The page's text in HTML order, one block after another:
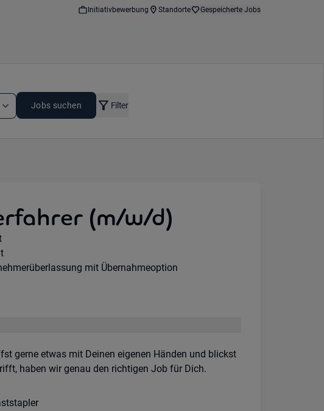
Initiativbewerbung Standorte Gespeicherte Jobs
Jobs suchen Filter
(m/w/d)
Option:
mit Übernahmeoption
gerne etwas mit Deinen eigenen Händen und blickst
haben wir genau den richtigen Job für Dich.